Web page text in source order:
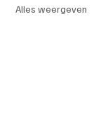
Alles weergeven